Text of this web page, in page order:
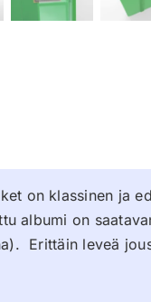
on klassinen ja
albumi on
Erittäin leveä